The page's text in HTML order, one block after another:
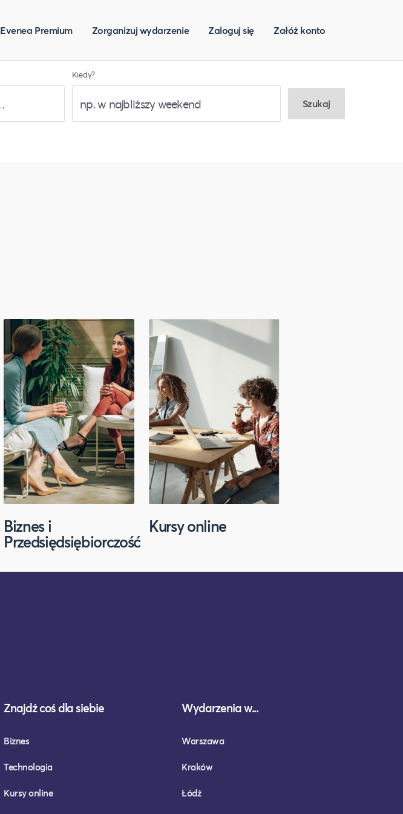
Evenea Premium Zorganizuj wydarzenie Zaloguj się Załóż konto
Kiedy?
Szukaj
Biznes i
Przedsiędsiębiorczość
Kursy online
Znajdź coś dla siebie
Biznes
Technologia
Kursy online
Wydarzenia w...
Warszawa
Kraków
Łódź